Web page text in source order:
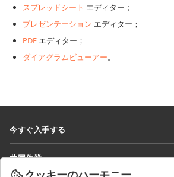
スプレッドシート エディター；
プレゼンテーション エディター；
PDF エディター；
ダイアグラムビューアー。
今すぐ入手する
DocSpace
共同作業